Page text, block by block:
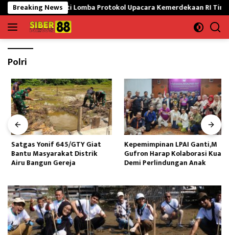
Langsung
ke
konten
Breaking News
Siap Ikuti Lomba Protokol Upacara Kemerdekaan RI Tingkat
Polri
Satgas Yonif 645/GTY Giat
Bantu Masyarakat Distrik
Airu Bangun Gereja ‎
Kepemimpinan LPAI Ganti,M
Gufron Harap Kolaborasi Kuat
Demi Perlindungan Anak